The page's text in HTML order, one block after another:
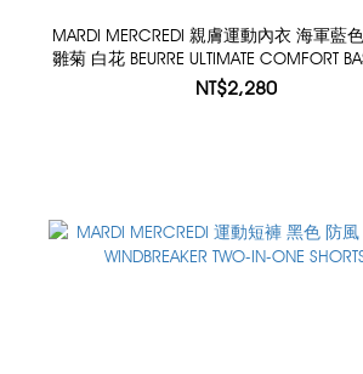
MARDI MERCREDI 親膚運動內衣 海軍藍
雛菊 白花 BEURRE ULTIMATE COMFORT
THEFLOWER
NT$2,280